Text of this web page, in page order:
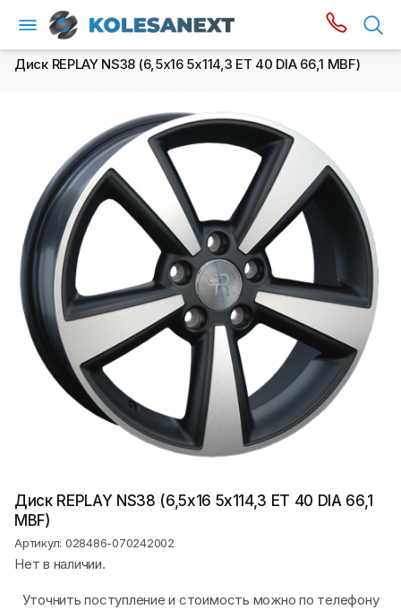
Диск REPLAY NS38 (6,5х16 5x114,3 ET 40 DIA 66,1 MBF)
Диск REPLAY NS38 (6,5х16 5x114,3 ET 40 DIA 66,1
MBF)
Артикул: 028486-070242002
Нет в наличии.
Уточнить поступление и стоимость можно по телефону